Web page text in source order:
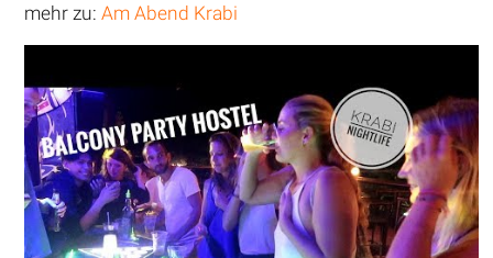
mehr zu:Am Abend Krabi